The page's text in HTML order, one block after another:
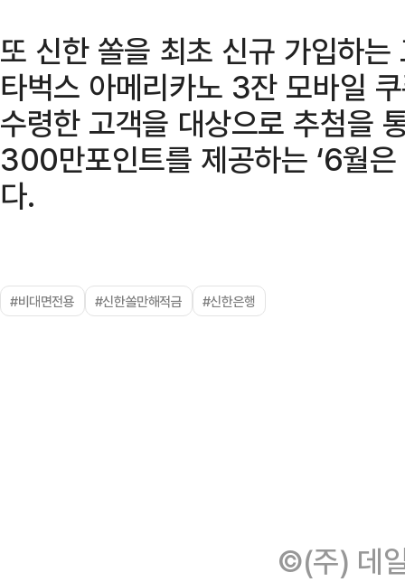
또 신한 쏠을 최초 신규 가입하
타벅스 아메리카노 3잔 모바일
수령한 고객을 대상으로 추첨을
300만포인트를 제공하는 ‘6월
다.
#비대면전용 #신한쏠만해적금 #신한은행
©(주) 데